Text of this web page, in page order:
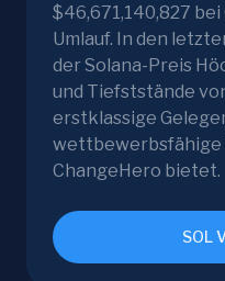
$46,671,140,827 bei
Umlauf. In den
der Solana-Preis
und Tiefststände
erstklassige
wettbewerbsfähige
ChangeHero bietet.
SOL